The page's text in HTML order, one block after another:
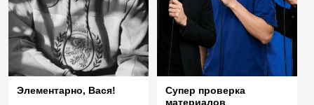
Элементарно, Вася!
Супер проверка
материалов